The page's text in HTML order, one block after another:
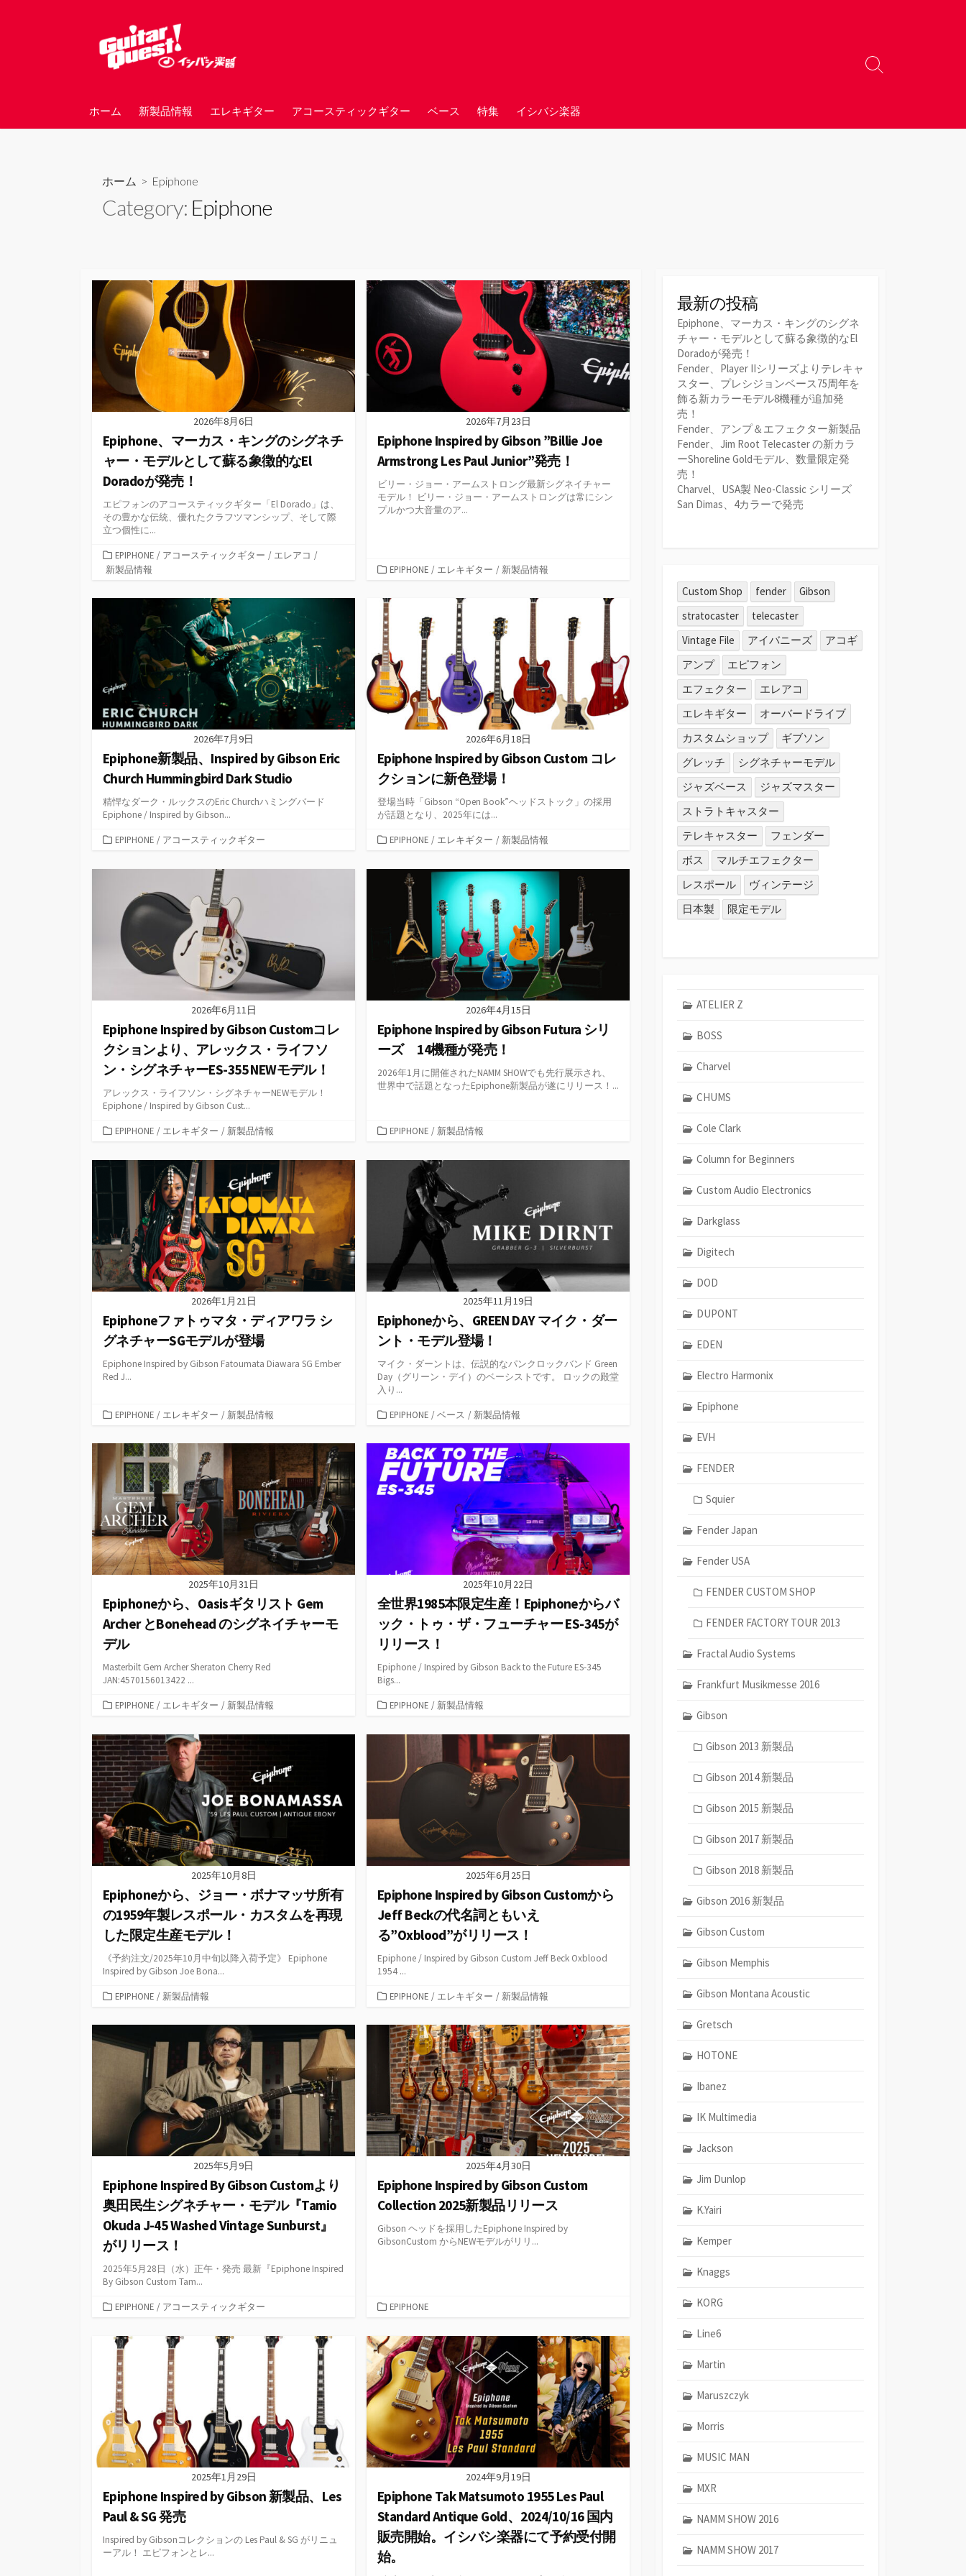
ホーム 新製品情報 エレキギター アコースティックギター ベース 特集 イシバシ楽器
検
替
ホーム > Epiphone
Category: Epiphone
2026年8月6日
Epiphone、マーカス・キングのシグネチ
ャー・モデルとして蘇る象徴的なEl
Doradoが発売！
エピフォンのアコースティックギター「El Dorado」は、
その豊かな伝統、優れたクラフツマンシップ、そして際
立つ個性に...
カ
テ
リ
EPIPHONE / アコースティックギター / エレアコ /
新製品情報
2026年7月23日
Epiphone Inspired by Gibson ”Billie Joe
Armstrong Les Paul Junior”発売！
ビリー・ジョー・アームストロング最新シグネイチャー
モデル！ ビリー・ジョー・アームストロングは常にシン
プルかつ大音量のア...
カ
ゴ
リ
ー
EPIPHONE / エレキギター / 新製品情報
2026年7月9日
Epiphone新製品、Inspired by Gibson Eric
Church Hummingbird Dark Studio
精悍なダーク・ルックスのEric Churchハミングバード
Epiphone / Inspired by Gibson...
カ
ゴ
EPIPHONE / アコースティックギター
2026年6月18日
Epiphone Inspired by Gibson Custom コレ
クションに新色登場！
登場当時「Gibson “Open Book”ヘッドストック」の採用
が話題となり、2025年には...
カ
ゴ
EPIPHONE / エレキギター / 新製品情報
2026年6月11日
Epiphone Inspired by Gibson Customコレ
クションより、アレックス・ライフソ
ン・シグネチャーES-355 NEWモデル！
アレックス・ライフソン・シグネチャーNEWモデル！
Epiphone / Inspired by Gibson Cust...
カ
ゴ
EPIPHONE / エレキギター / 新製品情報
2026年4月15日
Epiphone Inspired by Gibson Futura シリ
ーズ 14機種が発売！
2026年1月に開催されたNAMM SHOWでも先行展示され、
世界中で話題となったEpiphone新製品が遂にリリース！...
カ
ゴ
EPIPHONE / 新製品情報
2026年1月21日
Epiphoneファトゥマタ・ディアワラ シ
グネチャーSGモデルが登場
Epiphone Inspired by Gibson Fatoumata Diawara SG Ember
Red J...
カ
ゴ
リ
ー
EPIPHONE / エレキギター / 新製品情報
2025年11月19日
Epiphoneから、GREEN DAY マイク・ダー
ント・モデル登場！
マイク・ダーントは、伝説的なパンクロックバンド Green
Day（グリーン・デイ）のベーシストです。 ロックの殿堂
入り...
カ
ゴ
リ
ー
EPIPHONE / ベース / 新製品情報
2025年10月31日
Epiphoneから、Oasisギタリスト Gem
Archer とBonehead のシグネイチャーモ
デル
Masterbilt Gem Archer Sheraton Cherry Red
JAN:4570156013422 ...
カ
ゴ
リ
ー
EPIPHONE / エレキギター / 新製品情報
2025年10月22日
全世界1985本限定生産！Epiphoneからバ
ック・トゥ・ザ・フューチャー ES-345が
リリース！
Epiphone / Inspired by Gibson Back to the Future ES-345
Bigs...
カ
ゴ
EPIPHONE / 新製品情報
2025年10月8日
Epiphoneから、ジョー・ボナマッサ所有
の1959年製レスポール・カスタムを再現
した限定生産モデル！
《予約注文/2025年10月中旬以降入荷予定》 Epiphone
Inspired by Gibson Joe Bona...
カ
ゴ
EPIPHONE / 新製品情報
2025年6月25日
Epiphone Inspired by Gibson Customから
Jeff Beckの代名詞ともいえ
る”Oxblood”がリリース！
Epiphone / Inspired by Gibson Custom Jeff Beck Oxblood
1954 ...
カ
ゴ
リ
ー
EPIPHONE / エレキギター / 新製品情報
2025年5月9日
Epiphone Inspired By Gibson Customより
奥田民生シグネチャー・モデル『Tamio
Okuda J-45 Washed Vintage Sunburst』
がリリース！
2025年5月28日（水）正午・発売 最新『Epiphone Inspired
By Gibson Custom Tam...
カ
ゴ
リ
ー
EPIPHONE / アコースティックギター
2025年4月30日
Epiphone Inspired by Gibson Custom
Collection 2025新製品リリース
Gibson ヘッドを採用したEpiphone Inspired by
GibsonCustom からNEWモデルがリリ...
カ
ゴ
リ
ー
EPIPHONE
2025年1月29日
Epiphone Inspired by Gibson 新製品、Les
Paul & SG 発売
Inspired by Gibsonコレクションの Les Paul & SG がリニュ
ーアル！ エピフォンとレ...
2024年9月19日
Epiphone Tak Matsumoto 1955 Les Paul
Standard Antique Gold、2024/10/16 国内
販売開始。イシバシ楽器にて予約受付開
始。
最新の投稿
Epiphone、マーカス・キングのシグネ
チャー・モデルとして蘇る象徴的なEl
Doradoが発売！
Fender、Player IIシリーズよりテレキャ
スター、プレシジョンベース75周年を
飾る新カラーモデル8機種が追加発
売！
Fender、アンプ＆エフェクター新製品
Fender、Jim Root Telecaster の新カラ
ーShoreline Goldモデル、数量限定発
売！
Charvel、USA製 Neo-Classic シリーズ
San Dimas、4カラーで発売
Custom Shop fender
Gibson
stratocaster
telecaster
Vintage File
アイバニーズ
アコギ
アンプ
エピフォン
エフェクター
エレアコ
エレキギター
オーバードライブ
カスタムショップ
ギブソン
グレッチ
シグネチャーモデル
ジャズベース
ジャズマスター
ストラトキャスター
テレキャスター
フェンダー
ボス
マルチエフェクター
レスポール
ヴィンテージ
日本製
限定モデル
ATELIER Z
BOSS
Charvel
CHUMS
Cole Clark
Column for Beginners
Custom Audio Electronics
Darkglass
Digitech
DOD
DUPONT
EDEN
Electro Harmonix
Epiphone
EVH
FENDER
Squier
Fender Japan
Fender USA
FENDER CUSTOM SHOP
FENDER FACTORY TOUR 2013
Fractal Audio Systems
Frankfurt Musikmesse 2016
Gibson
Gibson 2013 新製品
Gibson 2014 新製品
Gibson 2015 新製品
Gibson 2017 新製品
Gibson 2018 新製品
Gibson 2016 新製品
Gibson Custom
Gibson Memphis
Gibson Montana Acoustic
Gretsch
HOTONE
Ibanez
IK Multimedia
Jackson
Jim Dunlop
K.Yairi
Kemper
Knaggs
KORG
Line6
Martin
Maruszczyk
Morris
MUSIC MAN
MXR
NAMM SHOW 2016
NAMM SHOW 2017